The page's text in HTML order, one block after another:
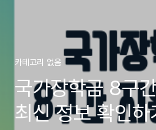
카테고리 없음
국가장학금 8구
최신 정보 확인하